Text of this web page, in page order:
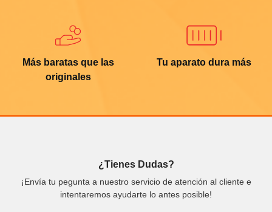
Más baratas que las
originales
Tu aparato dura más
¿Tienes Dudas?
¡Envía tu pegunta a nuestro servicio de atención al cliente e
intentaremos ayudarte lo antes posible!